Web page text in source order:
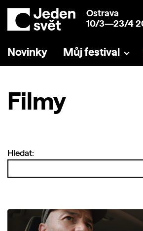
Ostrava
10/3—23/4
Novinky Můj festival
Filmy
Hledat: